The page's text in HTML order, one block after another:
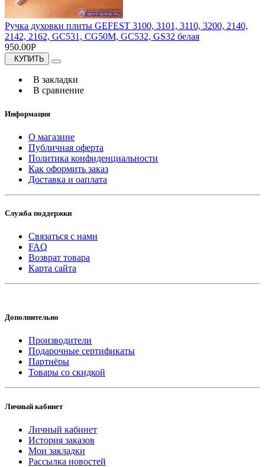
Ручка духовки плиты GEFEST 3100, 3101, 3110, 3200, 2140,
2142, 2162, GC531, CG50M, GC532, GS32 белая
950.00Р
КУПИТЬ
В закладки
В сравнение
Информация
О магазине
Публичная оферта
Политика конфиденциальности
Как оформить заказ
Доставка и оаплата
Служба поддержки
Связаться с нами
FAQ
Возврат товара
Карта сайта
Дополнительно
Производители
Подарочные сертификаты
Партнёры
Товары со скидкой
Личный кабинет
Личный кабинет
История заказов
Мои закладки
Рассылка новостей